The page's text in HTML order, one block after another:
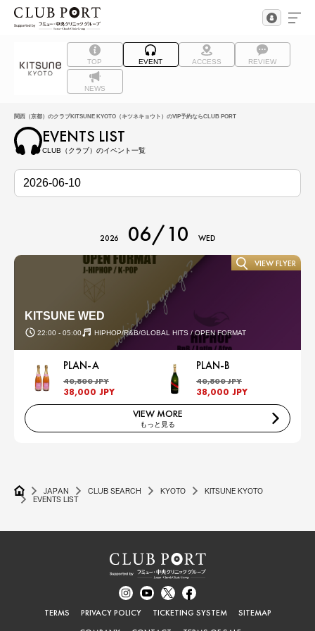
TOP EVENT ACCESS REVIEW
NEWS
関西（京都）のクラブKITSUNE KYOTO（キツネキョウト）のVIP予約ならCLUB PORT
EVENTS LIST
CLUB（クラブ）のイベント一覧
2026 06/10 WED
KITSUNE WED
22:00 - 05:00 HIPHOP/R&B/GLOBAL HITS / OPEN FORMAT
VIEW FLYER
PLAN-A
40,800 JPY
38,000 JPY
PLAN-B
40,800 JPY
38,000 JPY
VIEW MORE
もっと見る
JAPAN CLUB SEARCH KYOTO
KITSUNE KYOTO
EVENTS LIST
TERMS PRIVACY POLICY TICKETING SYSTEM
SITEMAP